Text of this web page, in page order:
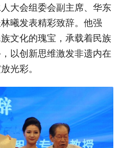
大会组委会副主席、华东
曦发表精彩致辞。他强
文化的瑰宝，承载着民族
以创新思维激发非遗内在
光彩。